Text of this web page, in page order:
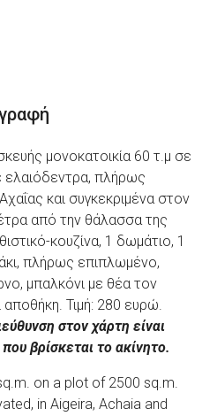
μονοκατοικία 60 τ.μ σε
ελαιόδεντρα, πλήρως
και συγκεκριμένα στον
από την θάλασσα της
κουζίνα, 1 δωμάτιο, 1
πλήρως επιπλωμένο,
μπαλκόνι με θέα τον
αποθήκη. Τιμή: 280 ευρώ.
στον χάρτη είναι
βρίσκεται το ακίνητο.
on a plot of 2500 sq.m.
in Aigeira, Achaia and